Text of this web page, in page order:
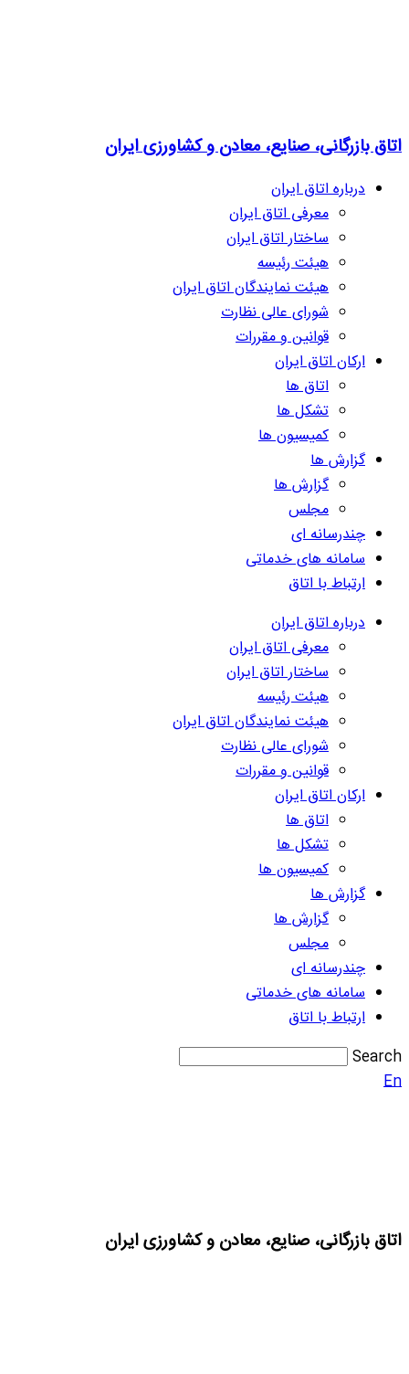
اتاق بازرگانی، صنایع، معادن و کشاورزی ایران
درباره اتاق ایران
معرفی اتاق ایران
ساختار اتاق ایران
هیئت رئیسه
هیئت نمایندگان اتاق ایران
شورای عالی نظارت
قوانین و مقررات
ارکان اتاق ایران
اتاق ها
تشکل ها
کمیسیون ها
گزارش ها
گزارش ها
مجلس
چندرسانه ای
سامانه های خدماتی
ارتباط با اتاق
درباره اتاق ایران
معرفی اتاق ایران
ساختار اتاق ایران
هیئت رئیسه
هیئت نمایندگان اتاق ایران
شورای عالی نظارت
قوانین و مقررات
ارکان اتاق ایران
اتاق ها
تشکل ها
کمیسیون ها
گزارش ها
گزارش ها
مجلس
چندرسانه ای
سامانه های خدماتی
ارتباط با اتاق
Search
En
اتاق بازرگانی، صنایع، معادن و کشاورزی ایران